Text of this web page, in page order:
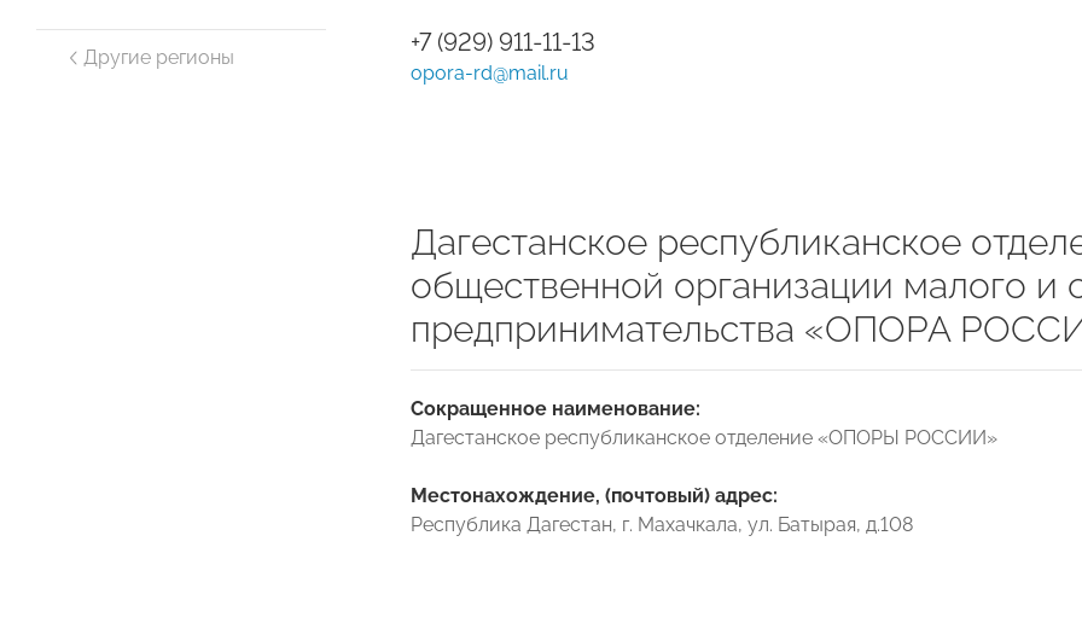
Другие регионы
+7 (929) 911-11-13
opora-rd@mail.ru
Дагестанское республиканское
общественной организации малого и
предпринимательства «ОПОРА
Сокращенное наименование:
Дагестанское республиканское отделение «ОПОРЫ РОССИИ»
Местонахождение, (почтовый) адрес:
Республика Дагестан, г. Махачкала, ул. Батырая, д.108